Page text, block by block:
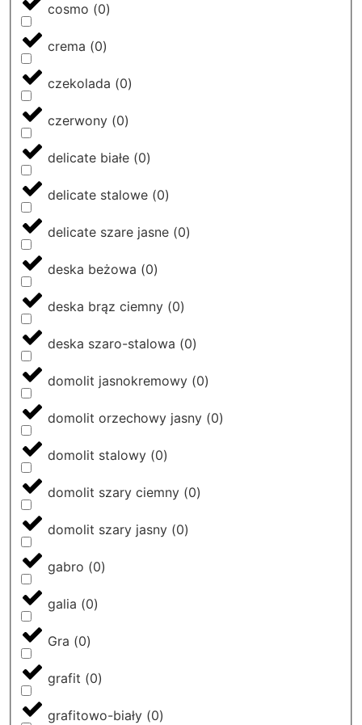
cosmo (0)
crema (0)
czekolada (0)
czerwony (0)
delicate białe (0)
delicate stalowe (0)
delicate szare jasne (0)
deska beżowa (0)
deska brąz ciemny (0)
deska szaro-stalowa (0)
domolit jasnokremowy (0)
domolit orzechowy jasny (0)
domolit stalowy (0)
domolit szary ciemny (0)
domolit szary jasny (0)
gabro (0)
galia (0)
Gra (0)
grafit (0)
grafitowo-biały (0)